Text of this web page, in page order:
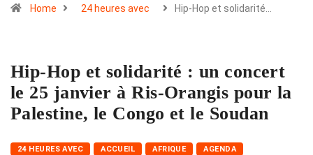
Home 24 heures avec Hip-Hop et solidarité…
Hip-Hop et solidarité : un concert
le 25 janvier à Ris-Orangis pour la
Palestine, le Congo et le Soudan
24 HEURES AVEC ACCUEIL AFRIQUE AGENDA